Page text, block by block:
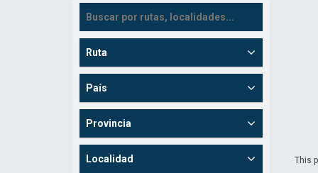
This
Ruta
País
Provincia
Localidad